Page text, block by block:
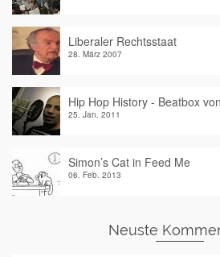
Liberaler Rechtsstaat
28. März 2007
Hip Hop History - Beatbox
25. Jan. 2011
Simon’s Cat in Feed Me
06. Feb. 2013
Neuste